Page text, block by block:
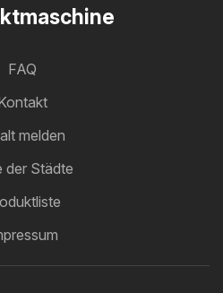
FAQ
melden
der Städte